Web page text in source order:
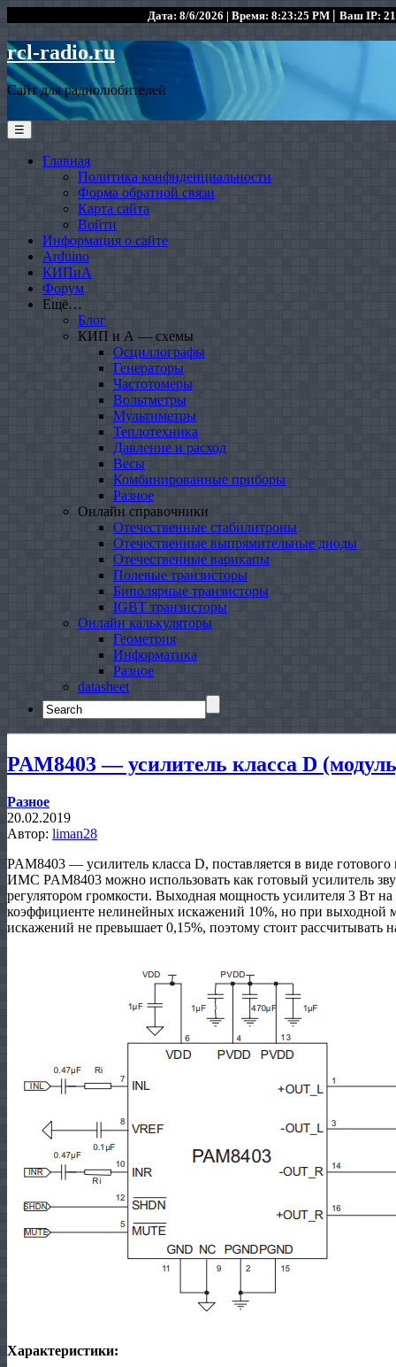
Дата: 8/6/2026 | Время: 8:23:25 PM | Ваш IP:
rcl-radio.ru
Сайт для радиолюбителей
☰
Главная
Политика конфиденциальности
Форма обратной связи
Карта сайта
Войти
Информация о сайте
Arduino
КИПиА
Форум
Ещё…
Блог
КИП и А — схемы
Осциллографы
Генераторы
Частотомеры
Вольтметры
Мультиметры
Теплотехника
Давление и расход
Весы
Комбинированные приборы
Разное
Онлайн справочники
Отечественные стабилитроны
Отечественные выпрямительные диоды
Отечественные варикапы
Полевые транзисторы
Биполярные транзисторы
IGBT транзисторы
Онлайн калькуляторы
Геометрия
Информатика
Разное
datasheet
Search
for:
PAM8403 — усилитель класса D
Разное
20.02.2019
Автор: liman28
PAM8403 — усилитель класса D, поставляется в виде
ИМС PAM8403 можно использовать как готовый усилитель
регулятором громкости. Выходная мощность усилителя 3 Вт
коэффициенте нелинейных искажений 10%, но при
искажений не превышает 0,15%, поэтому стоит
Характеристики: